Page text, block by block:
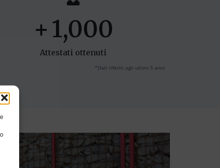
+ 1,000
Attestati ottenuti
*Dati riferiti agli ultimi 5 anni